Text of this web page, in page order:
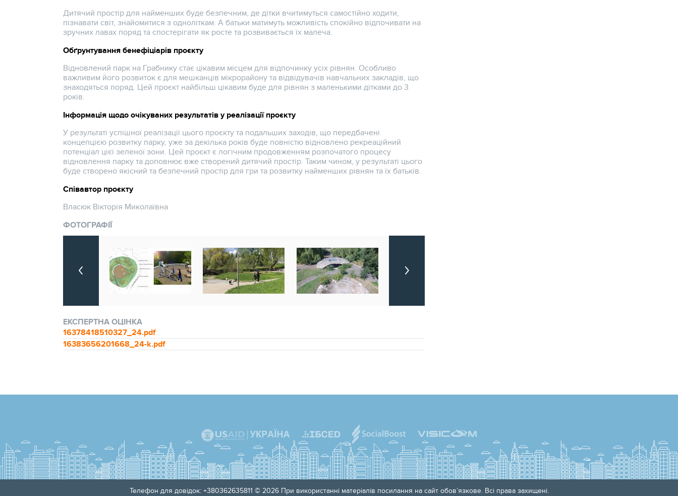
Дитячий простір для найменших буде безпечним, де дітки вчитимуться самостійно ходити,
пізнавати світ, знайомитися з одноліткам. А батьки матимуть можливість спокійно відпочивати на
зручних лавах поряд та спостерігати як росте та розвивається їх малеча.
Обґрунтування бенефіціарів проєкту
Відновлений парк на Грабнику стає цікавим місцем для відпочинку усіх рівнян. Особливо
важливим його розвиток є для мешканців мікрорайону та відвідувачів навчальних закладів, що
знаходяться поряд. Цей проєкт найбільш цікавим буде для рівнян з маленькими дітками до 3
років.
Інформація щодо очікуваних результатів у реалізації проєкту
У результаті успішної реалізації цього проєкту та подальших заходів, що передбачені
концепцією розвитку парку, уже за декілька років буде повністю відновлено рекреаційний
потенціал цієї зеленої зони. Цей проєкт є логічним продовженням розпочатого процесу
відновлення парку та доповнює вже створений дитячий простір. Таким чином, у результаті цього
буде створено якісний та безпечний простір для гри та розвитку найменших рівнян та їх батьків.
Співавтор проєкту
Власюк Вікторія Миколаївна
ФОТОГРАФІЇ
ЕКСПЕРТНА ОЦІНКА
16378418510327_24.pdf
16383656201668_24-k.pdf
Телефон для довідок: +380362635811 © 2026 При використанні матеріалів посилання на сайт обов’язкове. Всі права захищені.